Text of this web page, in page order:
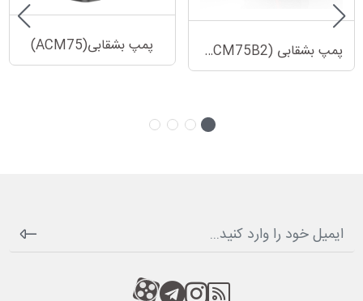
پمپ بشقابی (ACM75B2) پمپ بشقابی(ACM75)